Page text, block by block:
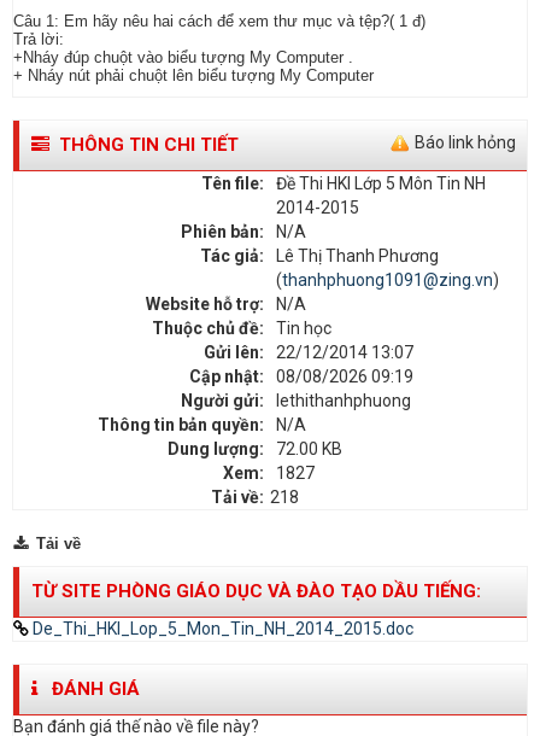
Câu 1: Em hãy nêu hai cách để xem thư mục và tệp?( 1 đ)
Trả lời:
+Nháy đúp chuột vào biểu tượng My Computer .
+ Nháy nút phải chuột lên biểu tượng My Computer
Báo link hỏng
THÔNG TIN CHI TIẾT
Tên file:
Đề Thi HKI Lớp 5 Môn Tin NH
2014-2015
Phiên bản:
N/A
Tác giả:
Lê Thị Thanh Phương
(thanhphuong1091@zing.vn)
Website hỗ trợ:
N/A
Thuộc chủ đề:
Tin học
Gửi lên:
22/12/2014 13:07
Cập nhật:
08/08/2026 09:19
Người gửi:
lethithanhphuong
Thông tin bản quyền:
N/A
Dung lượng:
72.00 KB
Xem:
1827
Tải về: 218
Tải về
TỪ SITE PHÒNG GIÁO DỤC VÀ ĐÀO TẠO DẦU TIẾNG:
De_Thi_HKI_Lop_5_Mon_Tin_NH_2014_2015.doc
ĐÁNH GIÁ
Bạn đánh giá thế nào về file này?